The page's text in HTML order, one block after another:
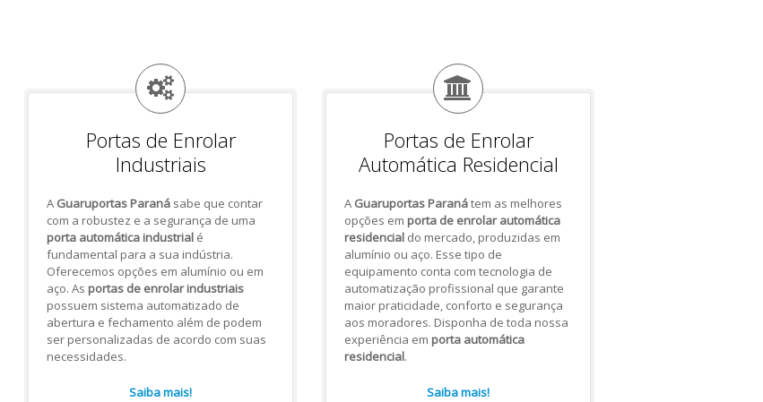
Portas de Enrolar
Industriais
A Guaruportas Paranásabe que contar
com a robustez e a segurança de uma
porta automática industrialé
fundamental para a sua indústria.
Oferecemos opções em alumínio ou em
aço. As portas de enrolar industriais
possuem sistema automatizado de
abertura e fechamento além de podem
ser personalizadas de acordo com suas
necessidades.
Saiba mais!
Portas de Enrolar
Automática Residencial
A Guaruportas Paranátem as melhores
opções em porta de enrolar automática
residencialdo mercado, produzidas em
alumínio ou aço. Esse tipo de
equipamento conta com tecnologia de
automatização profissional que garante
maior praticidade, conforto e segurança
aos moradores. Disponha de toda nossa
experiência em porta automática
residencial.
Saiba mais!